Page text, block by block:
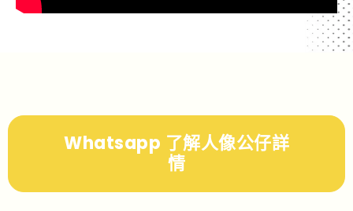
Whatsapp 了解人像公仔詳
情